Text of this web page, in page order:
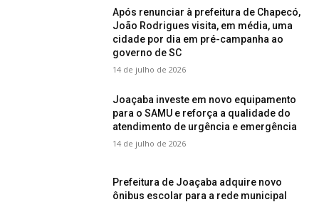
Após renunciar à prefeitura de Chapecó,
João Rodrigues visita, em média, uma
cidade por dia em pré-campanha ao
governo de SC
14 de julho de 2026
Joaçaba investe em novo equipamento
para o SAMU e reforça a qualidade do
atendimento de urgência e emergência
14 de julho de 2026
Prefeitura de Joaçaba adquire novo
ônibus escolar para a rede municipal